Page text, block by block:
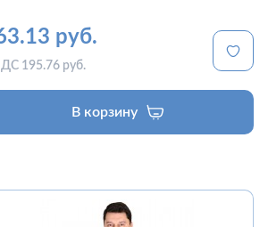
руб.
195.76 руб.
В корзину